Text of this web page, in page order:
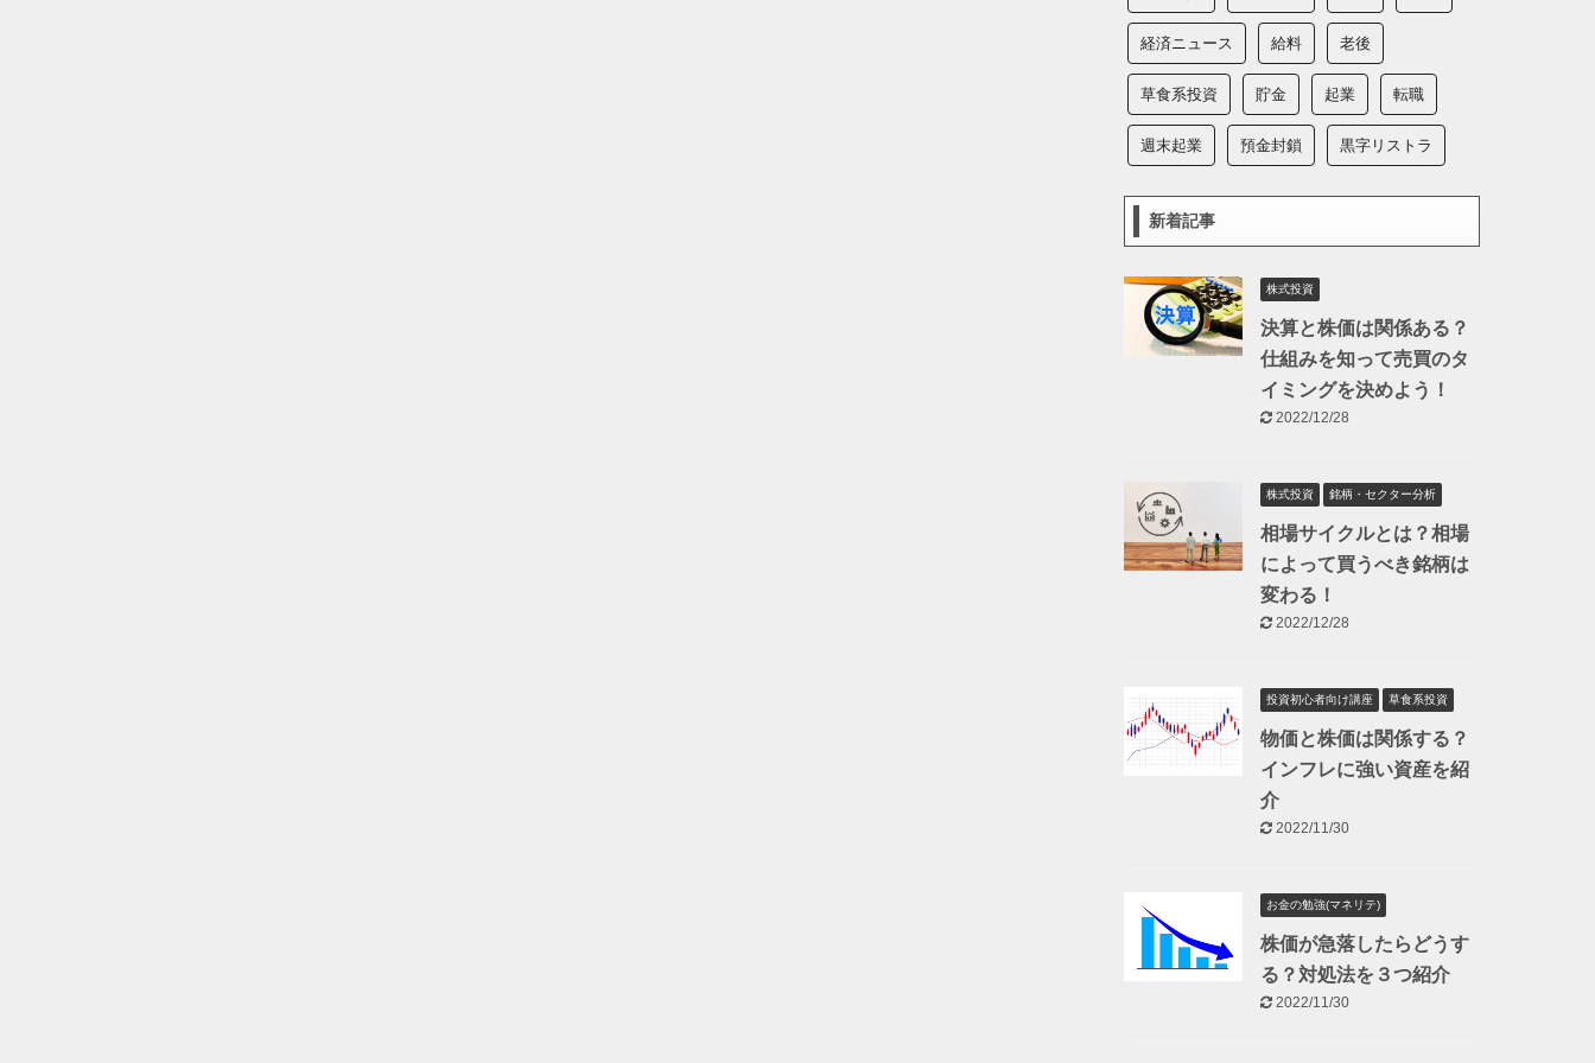
経済ニュース 給料 老後
草食系投資 貯金 起業 転職
週末起業 預金封鎖 黒字リストラ
新着記事
株式投資
決算と株価は関係ある？
仕組みを知って売買のタ
イミングを決めよう！
2022/12/28
株式投資 銘柄・セクター分析
相場サイクルとは？相場
によって買うべき銘柄は
変わる！
2022/12/28
投資初心者向け講座 草食系投資
物価と株価は関係する？
インフレに強い資産を紹
介
2022/11/30
お金の勉強(マネリテ)
株価が急落したらどうす
る？対処法を３つ紹介
2022/11/30